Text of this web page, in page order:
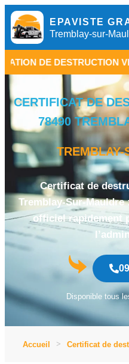
EPAVISTE
Tremblay-sur-
VHU •
CERTIFICAT DE
78490
TREMBLAY-
Certificat de
Tremblay-Sur-
officiel rapidement
Disponible tous
Accueil Certificat de